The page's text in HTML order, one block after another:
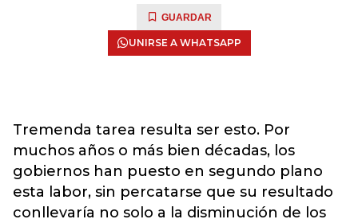
GUARDAR
UNIRSE A WHATSAPP
Tremenda tarea resulta ser esto. Por
muchos años o más bien décadas, los
gobiernos han puesto en segundo plano
esta labor, sin percatarse que su resultado
conllevaría no solo a la disminución de los